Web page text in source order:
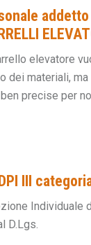
elevatore
dei materiali, ma
precise per
III
Individuale
D.Lgs.